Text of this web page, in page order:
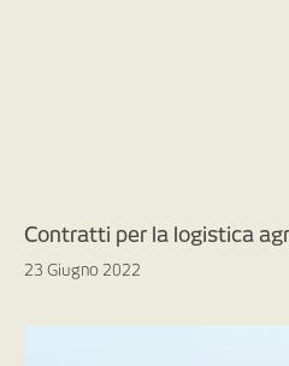
Contratti per la logistica
23 Giugno 2022